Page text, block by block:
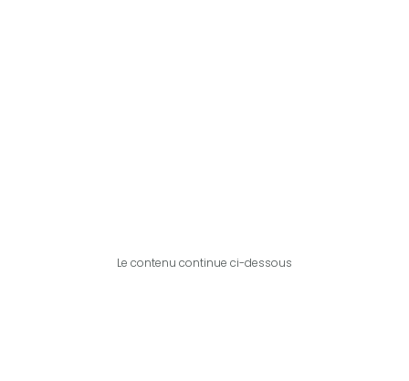
Le contenu continue ci-dessous